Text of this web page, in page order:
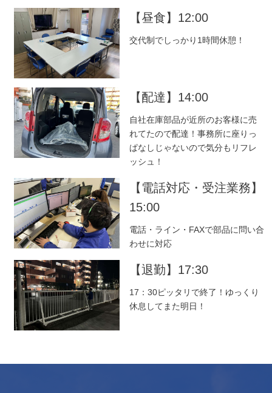
【昼食】12:00
交代制でしっかり1時間休憩！
【配達】14:00
自社在庫部品が近所のお客様に売
れてたので配達！事務所に座りっ
ぱなしじゃないので気分もリフレ
ッシュ！
【電話対応・受注業務】
15:00
電話・ライン・FAXで部品に問い合
わせに対応
【退勤】17:30
17：30ピッタリで終了！ゆっくり
休息してまた明日！